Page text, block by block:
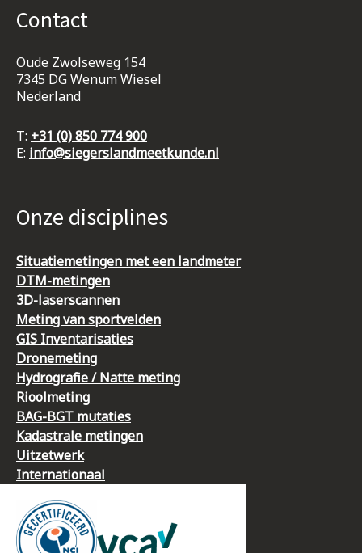
Contact
Oude Zwolseweg 154
7345 DG Wenum Wiesel
Nederland
T: +31 (0) 850 774 900
E: info@siegerslandmeetkunde.nl
Onze disciplines
Situatiemetingen met een landmeter
DTM-metingen
3D-laserscannen
Meting van sportvelden
GIS Inventarisaties
Dronemeting
Hydrografie / Natte meting
Rioolmeting
BAG-BGT mutaties
Kadastrale metingen
Uitzetwerk
Internationaal